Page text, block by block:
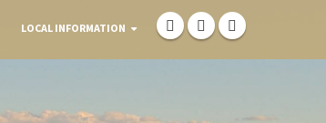
LOCAL INFORMATION